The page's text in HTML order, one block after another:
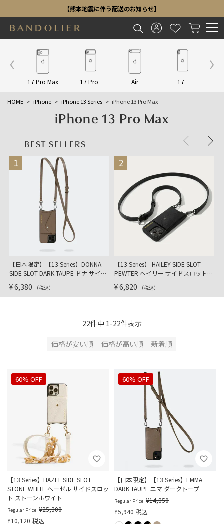
【熊本地震に伴う配送のお知らせ】
17 Pro Max 17 Pro Air 17
HOME iPhone iPhone 13 Series iPhone 13 Pro Max
iPhone 13 Pro Max
BEST SELLERS
1
【日本限定】【13 Series】DONNA
SIDE SLOT DARK TAUPE ドナ サイド
¥6,380 （税込）
2
【13 Series】 HAILEY SIDE SLOT
PEWTER ヘイリー サイドスロット
¥6,820 （税込）
価格が安い順 価格が高い順 新着順
22件中 1-22件表示
【13 Series】HAZEL SIDE SLOT
STONE WHITE ヘーゼル サイドスロッ
ト ストーンホワイト
60% OFF
Regular Price ¥25,300
¥10,120 税込
【日本限定】【13 Series】EMMA
DARK TAUPE エマ ダークトープ
60% OFF
Regular Price ¥14,850
¥5,940 税込